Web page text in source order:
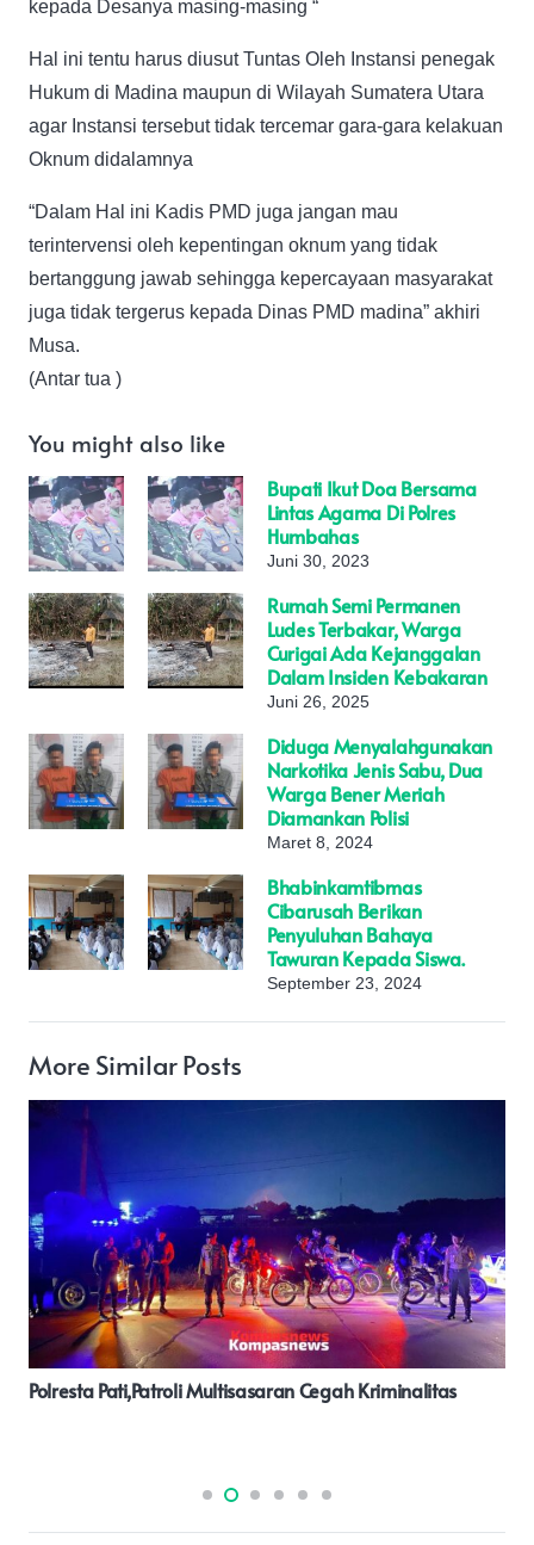
kepada Desanya masing-masing “
Hal ini tentu harus diusut Tuntas Oleh Instansi penegak
Hukum di Madina maupun di Wilayah Sumatera Utara
agar Instansi tersebut tidak tercemar gara-gara kelakuan
Oknum didalamnya
“Dalam Hal ini Kadis PMD juga jangan mau
terintervensi oleh kepentingan oknum yang tidak
bertanggung jawab sehingga kepercayaan masyarakat
juga tidak tergerus kepada Dinas PMD madina” akhiri
Musa.
(Antar tua )
You might also like
Bupati Ikut Doa Bersama
Lintas Agama Di Polres
Humbahas
Juni 30, 2023
Rumah Semi Permanen
Ludes Terbakar, Warga
Curigai Ada Kejanggalan
Dalam Insiden Kebakaran
Juni 26, 2025
Diduga Menyalahgunakan
Narkotika Jenis Sabu, Dua
Warga Bener Meriah
Diamankan Polisi
Maret 8, 2024
Bhabinkamtibmas
Cibarusah Berikan
Penyuluhan Bahaya
Tawuran Kepada Siswa.
September 23, 2024
More Similar Posts
Kapolresta Pati Pimpin Upacara Hari Kebangkitan